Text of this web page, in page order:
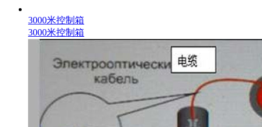
3000米控制箱
3000米控制箱